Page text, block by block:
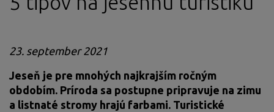
23. september 2021
Jeseň je pre mnohých najkrajším ročným
obdobím. Príroda sa postupne pripravuje na zimu
a listnaté stromy hrajú farbami. Turistické